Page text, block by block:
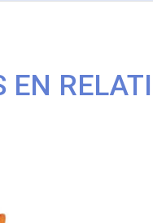
EN